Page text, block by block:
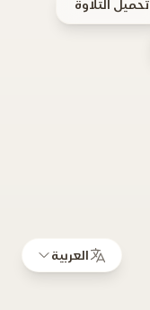
تحميل التلاوة
العربية